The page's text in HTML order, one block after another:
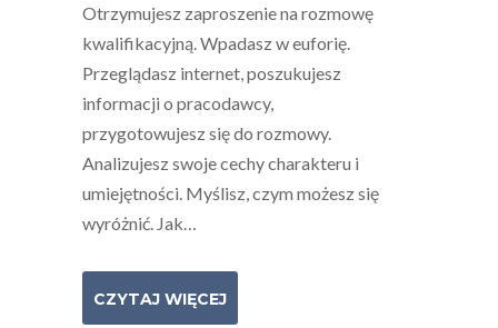
Otrzymujesz zaproszenie na rozmowę
kwalifikacyjną. Wpadasz w euforię.
Przeglądasz internet, poszukujesz
informacji o pracodawcy,
przygotowujesz się do rozmowy.
Analizujesz swoje cechy charakteru i
umiejętności. Myślisz, czym możesz się
wyróżnić. Jak…
CZYTAJ WIĘCEJ